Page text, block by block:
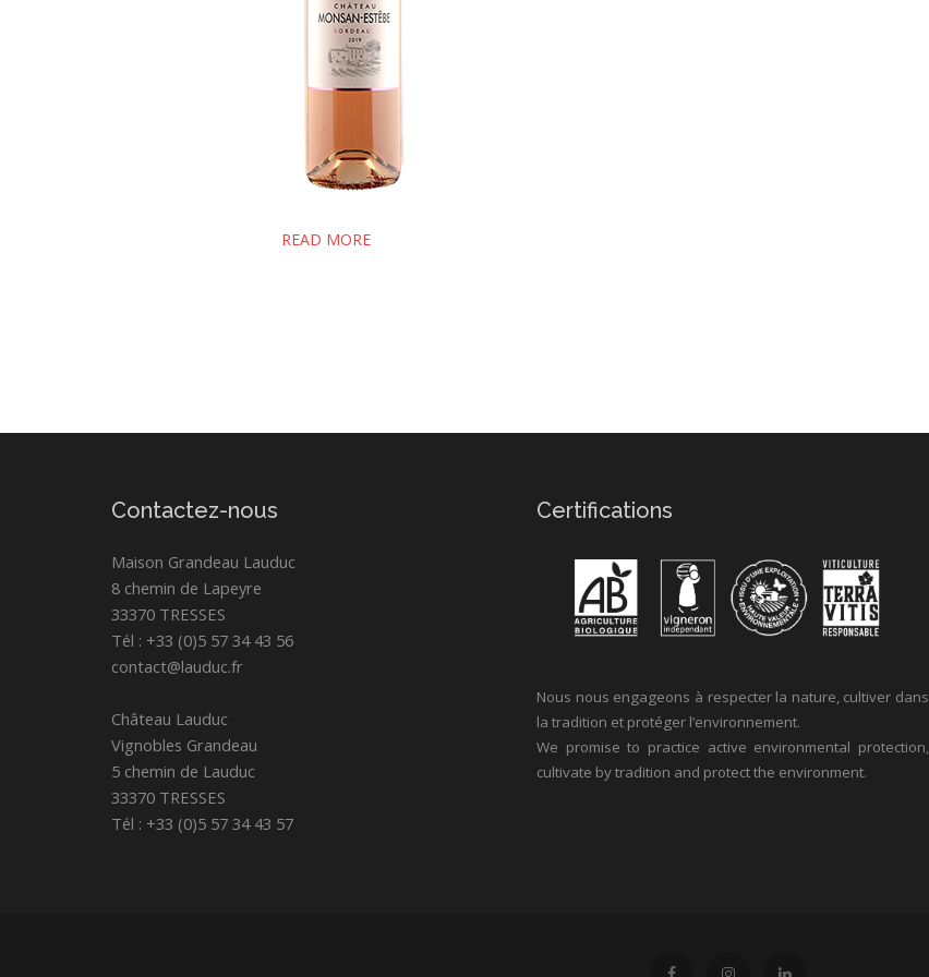
READ MORE
Contactez-nous
Maison Grandeau Lauduc
8 chemin de Lapeyre
33370 TRESSES
Tél : +33 (0)5 57 34 43 56
contact@lauduc.fr
Château Lauduc
Vignobles Grandeau
5 chemin de Lauduc
33370 TRESSES
Tél : +33 (0)5 57 34 43 57
Certifications
Nous nous engageons à respecter la nature, cultiver dans
la tradition et protéger l’environnement.
We promise to practice active environmental protection,
cultivate by tradition and protect the environment.